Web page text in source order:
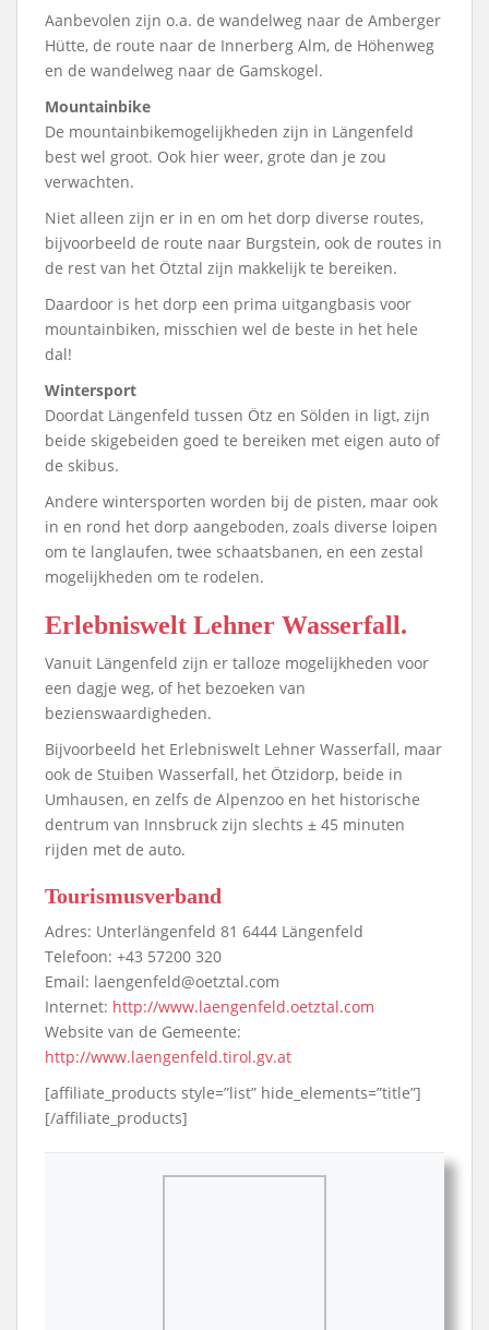
Aanbevolen zijn o.a. de wandelweg naar de Amberger
Hütte, de route naar de Innerberg Alm, de Höhenweg
en de wandelweg naar de Gamskogel.
Mountainbike
De mountainbikemogelijkheden zijn in Längenfeld
best wel groot. Ook hier weer, grote dan je zou
verwachten.
Niet alleen zijn er in en om het dorp diverse routes,
bijvoorbeeld de route naar Burgstein, ook de routes in
de rest van het Ötztal zijn makkelijk te bereiken.
Daardoor is het dorp een prima uitgangbasis voor
mountainbiken, misschien wel de beste in het hele
dal!
Wintersport
Doordat Längenfeld tussen Ötz en Sölden in ligt, zijn
beide skigebeiden goed te bereiken met eigen auto of
de skibus.
Andere wintersporten worden bij de pisten, maar ook
in en rond het dorp aangeboden, zoals diverse loipen
om te langlaufen, twee schaatsbanen, en een zestal
mogelijkheden om te rodelen.
Erlebniswelt Lehner Wasserfall.
Vanuit Längenfeld zijn er talloze mogelijkheden voor
een dagje weg, of het bezoeken van
bezienswaardigheden.
Bijvoorbeeld het Erlebniswelt Lehner Wasserfall, maar
ook de Stuiben Wasserfall, het Ötzidorp, beide in
Umhausen, en zelfs de Alpenzoo en het historische
dentrum van Innsbruck zijn slechts ± 45 minuten
rijden met de auto.
Tourismusverband
Adres: Unterlängenfeld 81 6444 Längenfeld
Telefoon: +43 57200 320
Email: laengenfeld@oetztal.com
Internet: http://www.laengenfeld.oetztal.com
Website van de Gemeente:
http://www.laengenfeld.tirol.gv.at
[affiliate_products style=”list” hide_elements=”title”]
[/affiliate_products]